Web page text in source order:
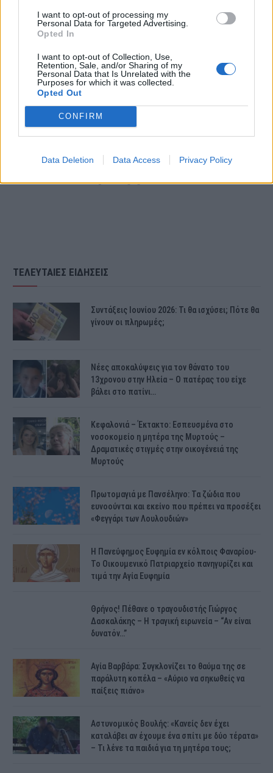
I want to opt-out of processing my
Personal Data for Targeted Advertising.
Opted In
I want to opt-out of Collection, Use,
Retention, Sale, and/or Sharing of my
Personal Data that Is Unrelated with the
Purposes for which it was collected.
Opted Out
CONFIRM
Data Deletion Data Access Privacy Policy
και φτάσαμε το 2023 με όλα τα
γνωστά προβλήματα της υγείας του. Ο
τίτλος της βιογραφίας του Βασίλη
Καρρά θα είναι “Καλησπέρα και καλή
βραδιά”», σημείωσε.
Δείτε το βίντεο – Η βιογραφία
ΤΕΛΕΥΤΑΙΕΣ ΕΙΔΗΣΕΙΣ
Συντάξεις Ιουνίου 2026: Τι θα ισχύσει; Πότε θα
γίνουν οι πληρωμές;
Νέες αποκαλύψεις για τον θάνατο του
13χρονου στην Ηλεία – Ο πατέρας του είχε
βάλει στο πατίνι…
Κεφαλονιά – Έκτακτο: Εσπευσμένα στο
νοσοκομείο η μητέρα της Μυρτούς –
Δραματικές στιγμές στην οικογένειά της
Μυρτούς
Πρωτομαγιά με Πανσέληνο: Τα ζώδια που
ευνοούνται και εκείνο που πρέπει να προσέξει
«Φεγγάρι των Λουλουδιών»
H Πανεύφημος Ευφημία εν κόλποις Φαναρίου-
Το Οικουμενικό Πατριαρχείο πανηγυρίζει και
τιμά την Αγία Ευφημία
Θρήνος! Πέθανε ο τραγουδιστής Γιώργος
Δασκαλάκης – Η τραγική ειρωνεία – “Αν είναι
δυνατόν…”
Αγία Βαρβάρα: Συγκλονίζει το θαύμα της σε
παράλυτη κοπέλα – «Αύριο να σηκωθείς να
παίξεις πιάνο»
Αστυνομικός Bουλής: «Κανείς δεν έχει
καταλάβει αν έχουμε ένα σπίτι με δύο τέρατα»
– Τι λένε τα παιδιά για τη μητέρα τους;